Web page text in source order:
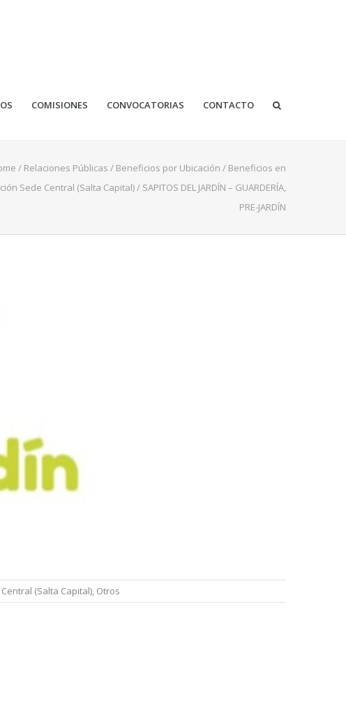
COMISIONES CONVOCATORIAS CONTACTO
/ Relaciones Públicas / Beneficios por Ubicación / Beneficios en
Sede Central (Salta Capital)/ SAPITOS DEL JARDÍN – GUARDERÍA,
PRE-JARDÍN
(Salta Capital), Otros